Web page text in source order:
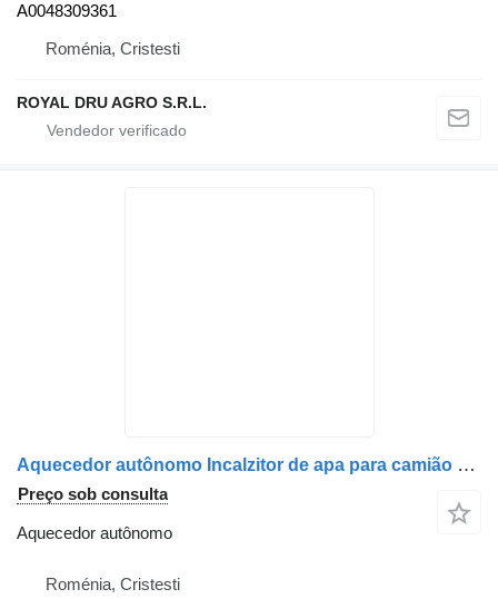
A0048309361
Roménia, Cristesti
ROYAL DRU AGRO S.R.L.
Aquecedor autônomo Incalzitor de apa para camião Mercedes-Benz A0078306261 / A0078305561 / A0014467729
Preço sob consulta
Aquecedor autônomo
Roménia, Cristesti